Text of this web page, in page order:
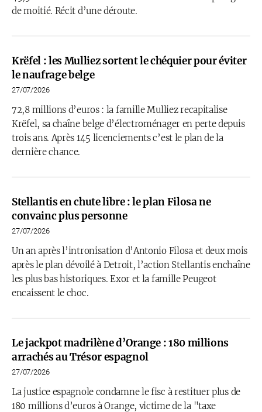
de moitié. Récit d’une déroute.
Krëfel : les Mulliez sortent le chéquier pour éviter
le naufrage belge
27/07/2026
72,8 millions d’euros : la famille Mulliez recapitalise
Krëfel, sa chaîne belge d’électroménager en perte depuis
trois ans. Après 145 licenciements c’est le plan de la
dernière chance.
Stellantis en chute libre : le plan Filosa ne
convainc plus personne
27/07/2026
Un an après l’intronisation d’Antonio Filosa et deux mois
après le plan dévoilé à Detroit, l’action Stellantis enchaîne
les plus bas historiques. Exor et la famille Peugeot
encaissent le choc.
Le jackpot madrilène d’Orange : 180 millions
arrachés au Trésor espagnol
27/07/2026
La justice espagnole condamne le fisc à restituer plus de
180 millions d’euros à Orange, victime de la "taxe